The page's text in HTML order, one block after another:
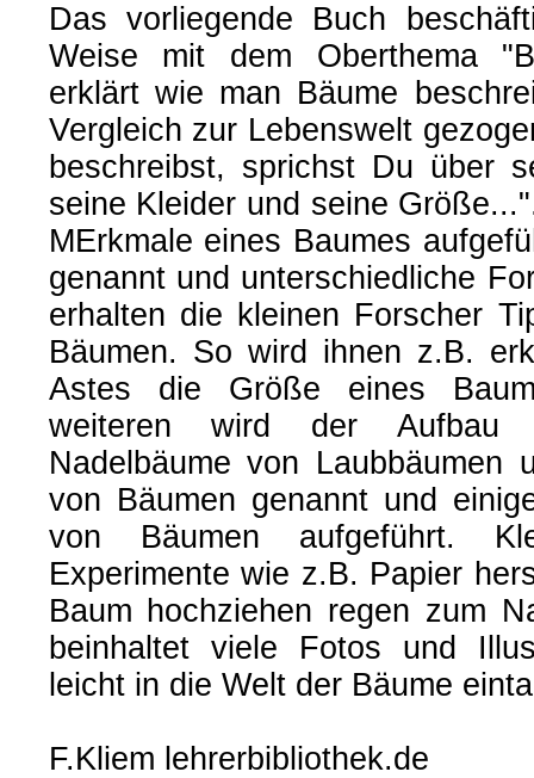
Das vorliegende Buch
Weise mit dem Oberthema
erklärt wie man Bäume
Vergleich zur Lebenswelt
beschreibst, sprichst Du über
seine Kleider und seine
MErkmale eines Baumes
genannt und unterschiedliche
erhalten die kleinen Forscher
Bäumen. So wird ihnen z.B.
Astes die Größe eines
weiteren wird der Aufbau
Nadelbäume von Laubbäumen
von Bäumen genannt und
von Bäumen aufgeführt.
Experimente wie z.B. Papier
Baum hochziehen regen zum
beinhaltet viele Fotos und
leicht in die Welt der Bäume
F.Kliem lehrerbibliothek.de